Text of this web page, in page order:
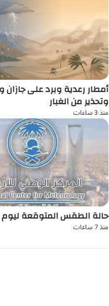
أمطار رعدية وبرد على جازان
وتحذير من الغبار
منذ 3 ساعات
حالة الطقس المتوقعة
منذ 7 ساعات